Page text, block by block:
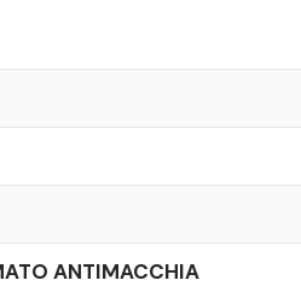
ANTIMACCHIA